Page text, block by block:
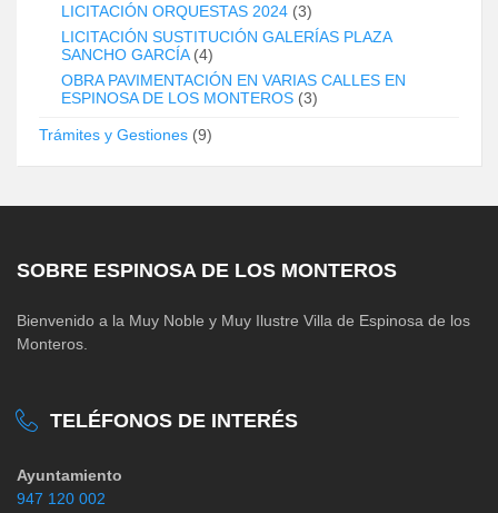
LICITACIÓN ORQUESTAS 2024 (3)
LICITACIÓN SUSTITUCIÓN GALERÍAS PLAZA
SANCHO GARCÍA(4)
OBRA PAVIMENTACIÓN EN VARIAS CALLES EN
ESPINOSA DE LOS MONTEROS (3)
Trámites y Gestiones (9)
SOBRE ESPINOSA DE LOS MONTEROS
Bienvenido a la Muy Noble y Muy Ilustre Villa de Espinosa de los
Monteros.
TELÉFONOS DE INTERÉS
Ayuntamiento
947 120 002